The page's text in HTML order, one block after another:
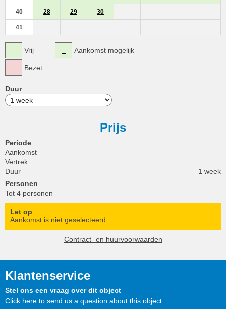
40 28 29 30
41
Vrij
Bezet
Aankomst mogelijk
Duur
Prijs
Periode
Aankomst
Vertrek
Duur
1 week
Personen
Tot 4 personen
Let op
Aankomst is niet geselecteerd.
Contract- en huurvoorwaarden
Klantenservice
Stel ons een vraag over dit object
Click here to send us a question about this object.